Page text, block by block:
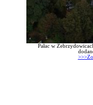
Pałac w